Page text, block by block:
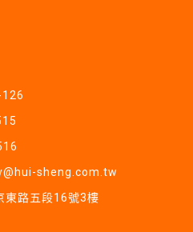
sheng.com.tw
東路五段16號3樓